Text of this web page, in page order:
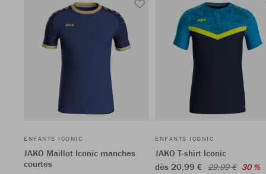
ENFANTS ICONIC
JAKO Maillot Iconic manches
courtes
ENFANTS ICONIC
JAKO T-shirt Iconic
dès 20,99 € 29,99 € 30 %